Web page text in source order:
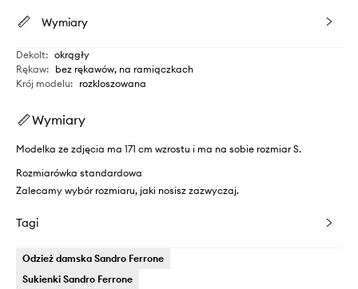
Wymiary
Dekolt: okrągły
Rękaw: bez rękawów, na ramiączkach
Krój modelu: rozkloszowana
Wymiary
Modelka ze zdjęcia ma 171 cm wzrostu i ma na sobie rozmiar S.
Rozmiarówka standardowa
Zalecamy wybór rozmiaru, jaki nosisz zazwyczaj.
Tagi
Odzież damska Sandro Ferrone
Sukienki Sandro Ferrone